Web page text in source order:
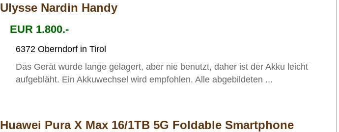
Ulysse Nardin Handy
EUR 1.800.-
6372 Oberndorf in Tirol
Das Gerät wurde lange gelagert, aber nie benutzt, daher ist der Akku leicht
aufgebläht. Ein Akkuwechsel wird empfohlen. Alle abgebildeten ...
Huawei Pura X Max 16/1TB 5G Foldable Smartphone